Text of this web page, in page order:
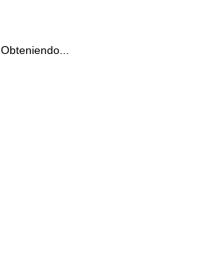
Obteniendo...